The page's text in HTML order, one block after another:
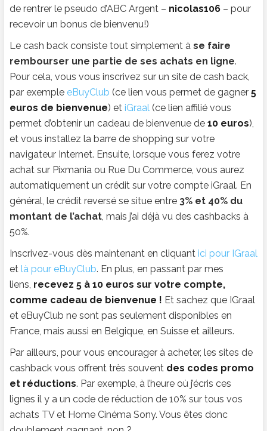
de rentrer le pseudo d’ABC Argent – nicolas106 – pour
recevoir un bonus de bienvenu!)
Le cash back consiste tout simplement à se faire
rembourser une partie de ses achats en ligne.
Pour cela, vous vous inscrivez sur un site de cash back,
par exemple eBuyClub (ce lien vous permet de gagner 5
euros de bienvenue) et iGraal (ce lien affilié vous
permet d’obtenir un cadeau de bienvenue de 10 euros),
et vous installez la barre de shopping sur votre
navigateur Internet. Ensuite, lorsque vous ferez votre
achat sur Pixmania ou Rue Du Commerce, vous aurez
automatiquement un crédit sur votre compte iGraal. En
général, le crédit reversé se situe entre 3% et 40% du
montant de l’achat, mais j’ai déjà vu des cashbacks à
50%.
Inscrivez-vous dès maintenant en cliquant ici pour IGraal
et là pour eBuyClub. En plus, en passant par mes
liens, recevez 5 à 10 euros sur votre compte,
comme cadeau de bienvenue ! Et sachez que IGraal
et eBuyClub ne sont pas seulement disponibles en
France, mais aussi en Belgique, en Suisse et ailleurs.
Par ailleurs, pour vous encourager à acheter, les sites de
cashback vous offrent très souvent des codes promo
et réductions. Par exemple, à l’heure où j’écris ces
lignes il y a un code de réduction de 10% sur tous vos
achats TV et Home Cinéma Sony. Vous êtes donc